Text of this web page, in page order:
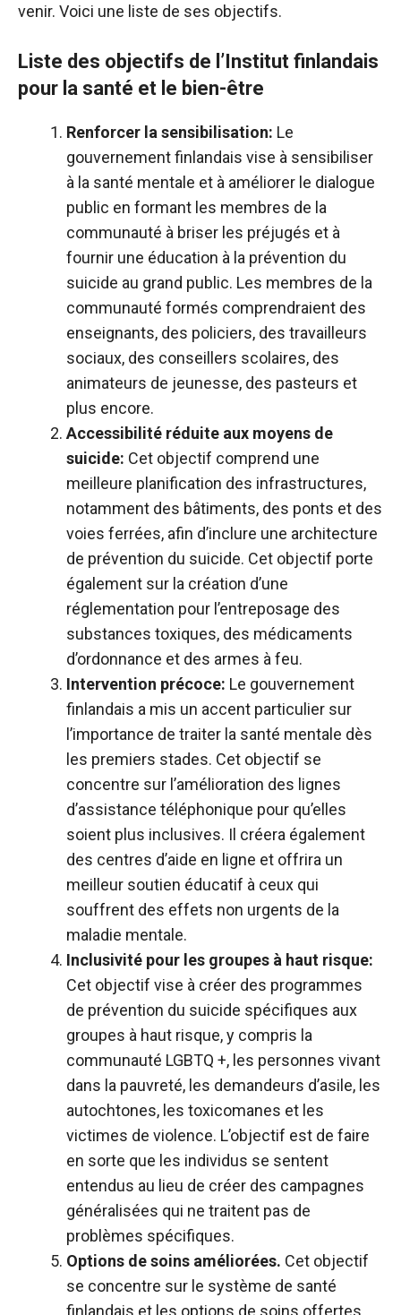
venir. Voici une liste de ses objectifs.
Liste des objectifs de l’Institut finlandais
pour la santé et le bien-être
Renforcer la sensibilisation: Le
gouvernement finlandais vise à sensibiliser
à la santé mentale et à améliorer le dialogue
public en formant les membres de la
communauté à briser les préjugés et à
fournir une éducation à la prévention du
suicide au grand public. Les membres de la
communauté formés comprendraient des
enseignants, des policiers, des travailleurs
sociaux, des conseillers scolaires, des
animateurs de jeunesse, des pasteurs et
plus encore.
Accessibilité réduite aux moyens de
suicide: Cet objectif comprend une
meilleure planification des infrastructures,
notamment des bâtiments, des ponts et des
voies ferrées, afin d’inclure une architecture
de prévention du suicide. Cet objectif porte
également sur la création d’une
réglementation pour l’entreposage des
substances toxiques, des médicaments
d’ordonnance et des armes à feu.
Intervention précoce: Le gouvernement
finlandais a mis un accent particulier sur
l’importance de traiter la santé mentale dès
les premiers stades. Cet objectif se
concentre sur l’amélioration des lignes
d’assistance téléphonique pour qu’elles
soient plus inclusives. Il créera également
des centres d’aide en ligne et offrira un
meilleur soutien éducatif à ceux qui
souffrent des effets non urgents de la
maladie mentale.
Inclusivité pour les groupes à haut risque:
Cet objectif vise à créer des programmes
de prévention du suicide spécifiques aux
groupes à haut risque, y compris la
communauté LGBTQ +, les personnes vivant
dans la pauvreté, les demandeurs d’asile, les
autochtones, les toxicomanes et les
victimes de violence. L’objectif est de faire
en sorte que les individus se sentent
entendus au lieu de créer des campagnes
généralisées qui ne traitent pas de
problèmes spécifiques.
Options de soins améliorées. Cet objectif
se concentre sur le système de santé
finlandais et les options de soins offertes